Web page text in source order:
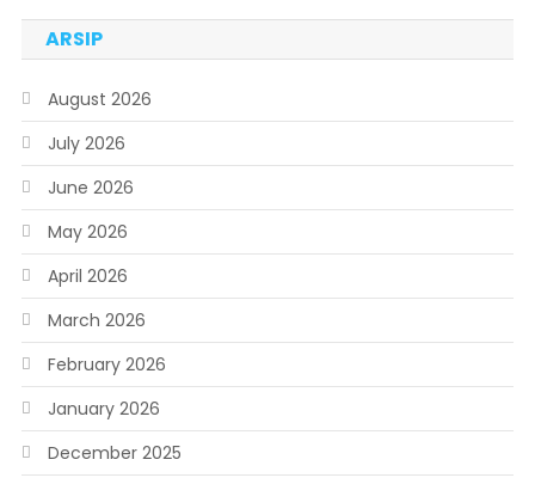
ARSIP
August 2026
July 2026
June 2026
May 2026
April 2026
March 2026
February 2026
January 2026
December 2025